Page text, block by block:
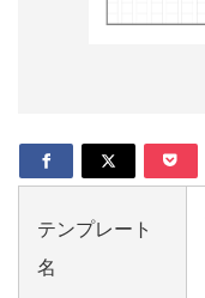
テンプレート
名